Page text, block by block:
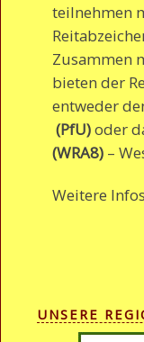
teilnehmen
Zusammen
bieten der
entweder
(PfU)oder
(WRA8)–
Weitere
UNSERE